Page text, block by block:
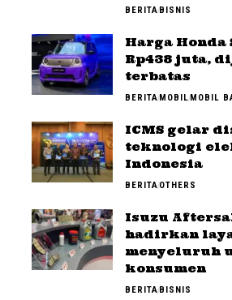
BERITABISNIS
Harga Honda
Rp438 juta,
terbatas
BERITAMOBILMOBIL
ICMS gelar
teknologi
Indonesia
BERITAOTHERS
Isuzu
hadirkan
menyeluruh
konsumen
BERITABISNIS